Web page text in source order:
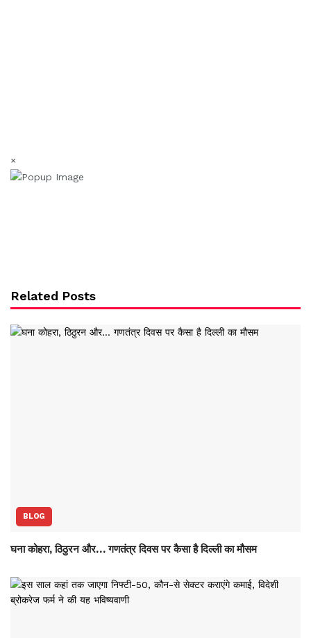
×
Related Posts
BLOG
घना कोहरा, ठिठुरन और… गणतंत्र दिवस पर कैसा है दिल्ली का मौसम